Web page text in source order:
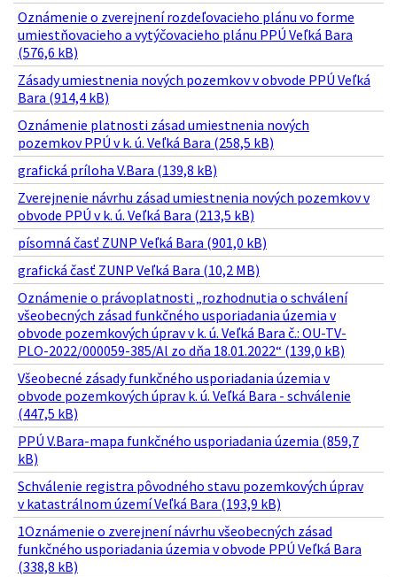
Oznámenie o zverejnení rozdeľovacieho plánu vo forme
umiestňovacieho a vytýčovacieho plánu PPÚ Veľká Bara
(576,6 kB)
Zásady umiestnenia nových pozemkov v obvode PPÚ Veľká
Bara (914,4 kB)
Oznámenie platnosti zásad umiestnenia nových
pozemkov PPÚ v k. ú. Veľká Bara (258,5 kB)
grafická príloha V.Bara (139,8 kB)
Zverejnenie návrhu zásad umiestnenia nových pozemkov v
obvode PPÚ v k. ú. Veľká Bara (213,5 kB)
písomná časť ZUNP Veľká Bara (901,0 kB)
grafická časť ZUNP Veľká Bara (10,2 MB)
Oznámenie o právoplatnosti „rozhodnutia o schválení
všeobecných zásad funkčného usporiadania územia v
obvode pozemkových úprav v k. ú. Veľká Bara č.: OU-TV-
PLO-2022/000059-385/Al zo dňa 18.01.2022“ (139,0 kB)
Všeobecné zásady funkčného usporiadania územia v
obvode pozemkových úprav k. ú. Veľká Bara - schválenie
(447,5 kB)
PPÚ V.Bara-mapa funkčného usporiadania územia (859,7
kB)
Schválenie registra pôvodného stavu pozemkových úprav
v katastrálnom území Veľká Bara (193,9 kB)
1Oznámenie o zverejnení návrhu všeobecných zásad
funkčného usporiadania územia v obvode PPÚ Veľká Bara
(338,8 kB)